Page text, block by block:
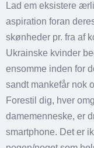
Lad em eksistere
aspiration foran
skønheder pr. fra af
Ukrainske kvinder
ensomme inden for
sandt mankefår nok
Forestil dig, hver
damemenneske, er
smartphone. Det er